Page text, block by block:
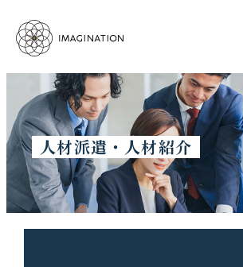
人材派遣・人材紹介